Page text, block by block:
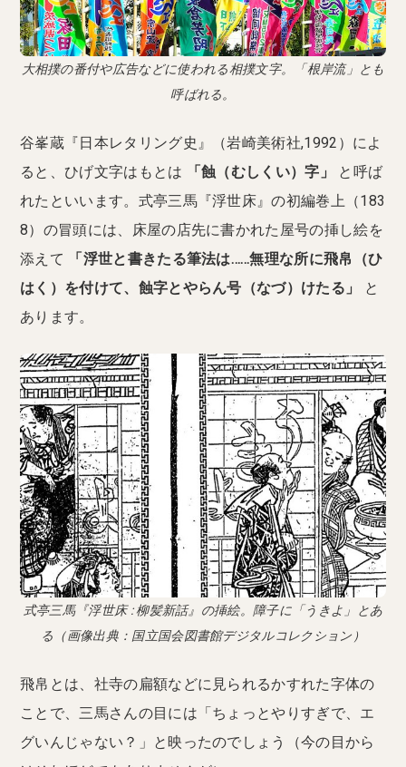
大相撲の番付や広告などに使われる相撲文字。「根岸流」とも
呼ばれる。
谷峯蔵『日本レタリング史』（岩崎美術社,1992）によ
ると、ひげ文字はもとは
「蝕（むしくい）字」
と呼ば
れたといいます。式亭三馬『浮世床』の初編巻上（183
8）の冒頭には、床屋の店先に書かれた屋号の挿し絵を
添えて
「浮世と書きたる筆法は……無理な所に飛帛（ひ
はく）を付けて、蝕字とやらん号（なづ）けたる」
と
あります。
式亭三馬『浮世床 : 柳髪新話』の挿絵。障子に「うきよ」とあ
る（画像出典：国立国会図書館デジタルコレクション）
飛帛とは、社寺の扁額などに見られるかすれた字体の
ことで、三馬さんの目には「ちょっとやりすぎで、エ
グいんじゃない？」と映ったのでしょう（今の目から